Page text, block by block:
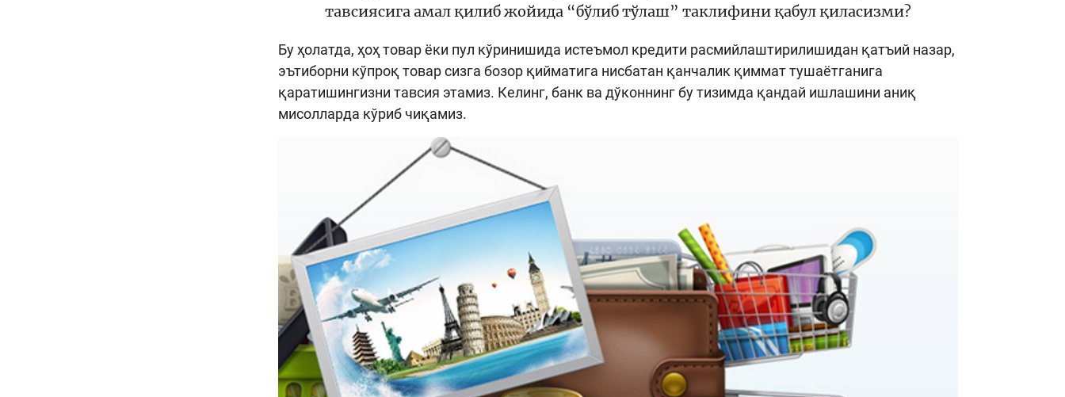
тавсиясига амал қилиб жойида “бўлиб тўлаш” таклифини қабул қиласизми?
Бу ҳолатда, ҳоҳ товар ёки пул кўринишида истеъмол кредити расмийлаштирилишидан қатъий назар,
эътиборни кўпроқ товар сизга бозор қийматига нисбатан қанчалик қиммат тушаётганига
қаратишингизни тавсия этамиз. Келинг, банк ва дўконнинг бу тизимда қандай ишлашини аниқ
мисолларда кўриб чиқамиз.